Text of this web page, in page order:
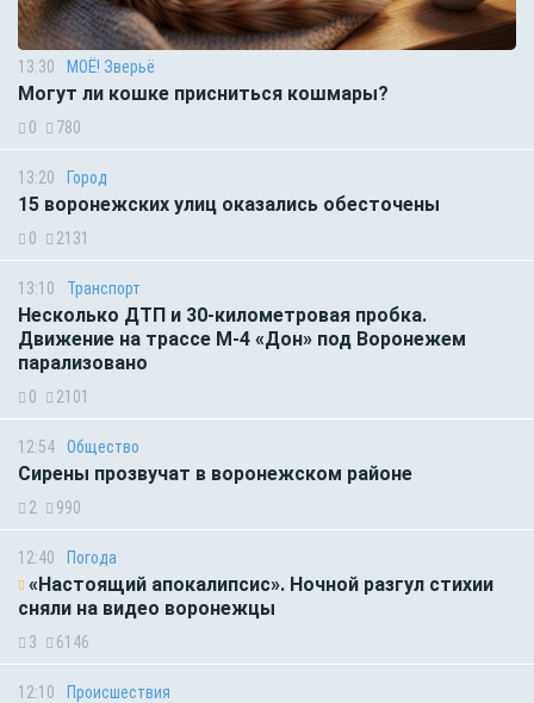
13:30 МОЁ! Зверьё
Могут ли кошке присниться кошмары?
0 780
13:20 Город
15 воронежских улиц оказались обесточены
0 2131
13:10 Транспорт
Несколько ДТП и 30-километровая пробка.
Движение на трассе М-4 «Дон» под Воронежем
парализовано
0 2101
12:54 Общество
Сирены прозвучат в воронежском районе
2 990
12:40 Погода
«Настоящий апокалипсис». Ночной разгул стихии
сняли на видео воронежцы
3 6146
12:10 Происшествия